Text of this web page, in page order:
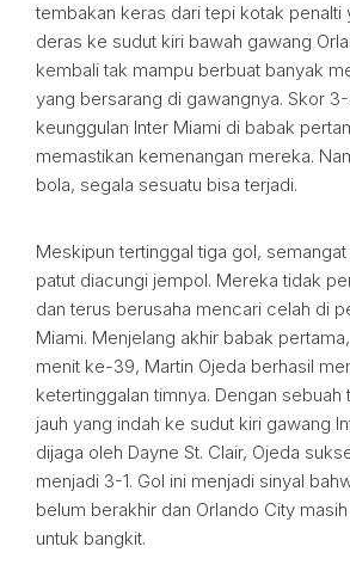
tembakan keras dari tepi kotak penalti
deras ke sudut kiri bawah gawang
kembali tak mampu berbuat banyak
yang bersarang di gawangnya. Skor
keunggulan Inter Miami di babak
memastikan kemenangan mereka.
bola, segala sesuatu bisa terjadi.
Meskipun tertinggal tiga gol,
patut diacungi jempol. Mereka tidak
dan terus berusaha mencari celah di
Miami. Menjelang akhir babak
menit ke-39, Martin Ojeda berhasil
ketertinggalan timnya. Dengan sebuah
jauh yang indah ke sudut kiri gawang
dijaga oleh Dayne St. Clair, Ojeda
menjadi 3-1. Gol ini menjadi sinyal
belum berakhir dan Orlando City
untuk bangkit.